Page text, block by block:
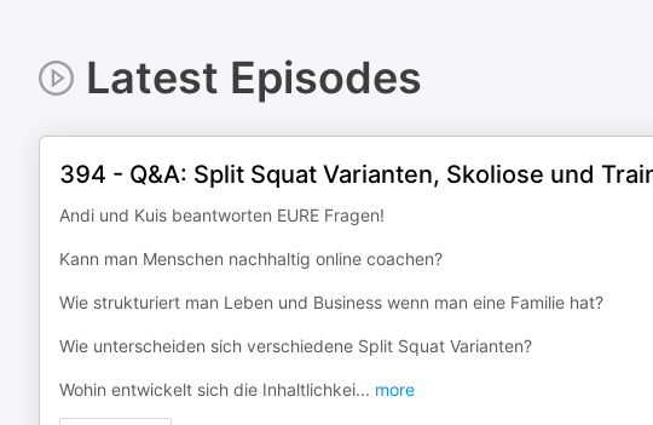
Latest Episodes
394 - Q&A: Split Squat Varianten, Skoliose und
Andi und Kuis beantworten EURE Fragen!
Kann man Menschen nachhaltig online coachen?
Wie strukturiert man Leben und Business wenn man eine Familie hat?
Wie unterscheiden sich verschiedene Split Squat Varianten?
Wohin entwickelt sich die Inhaltlichkei... more